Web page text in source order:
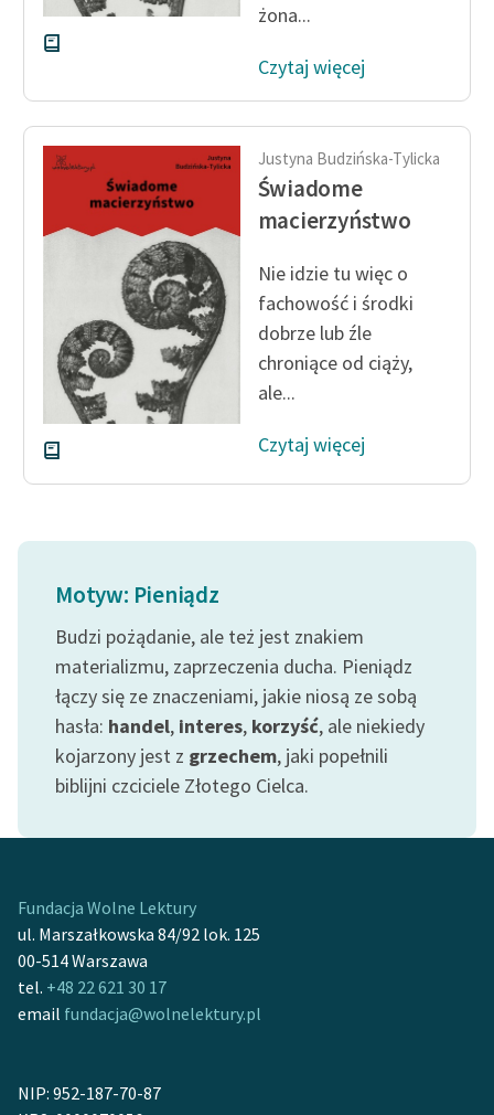
Feministyczne inspiracje.
Popularyzacja
feministycznej
Ręce pełne poezji
Kolekcje edukacyjne
twórców przechodzących
do domeny publicznej,
lektur szkolnych oraz
Starego Testamentu
Odkurzamy bohaterów
Szkoła Poezji Wolnych
O nas
O projekcie
Zespół
Zasady wykorzystania
Wolnych Lektur
Logotypy
Materiały promocyjne
Dane fundacji i
sprawozdania finansowe
Regulamin darowizn
Informacja o treściach
Deklaracja dostępności
żona...
Czytaj więcej
Justyna Budzińska-Tylicka
Świadome
macierzyństwo
Nie idzie tu więc o
fachowość i środki
dobrze lub źle
chroniące od ciąży,
ale...
Czytaj więcej
Motyw: Pieniądz
Budzi pożądanie, ale też jest znakiem
materializmu, zaprzeczenia ducha. Pieniądz
łączy się ze znaczeniami, jakie niosą ze sobą
hasła: handel, interes, korzyść, ale niekiedy
kojarzony jest z grzechem, jaki popełnili
biblijni czciciele Złotego Cielca.
Fundacja Wolne Lektury
ul. Marszałkowska 84/92 lok. 125
00-514 Warszawa
tel. +48 22 621 30 17
email fundacja@wolnelektury.pl
NIP: 952-187-70-87